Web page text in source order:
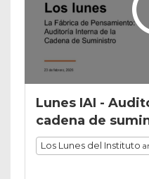
Lunes IAI -
cadena de
Los Lunes del Instituto